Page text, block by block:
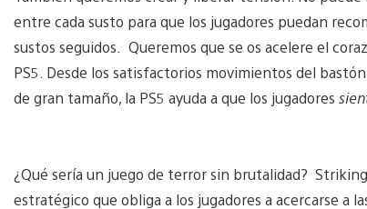
entre cada susto para que los jugadores puedan
sustos seguidos. Queremos que se os acelere el
PS5. Desde los satisfactorios movimientos del
de gran tamaño, la PS5 ayuda a que los jugadores
¿Qué sería un juego de terror sin brutalidad?
estratégico que obliga a los jugadores a acercarse a